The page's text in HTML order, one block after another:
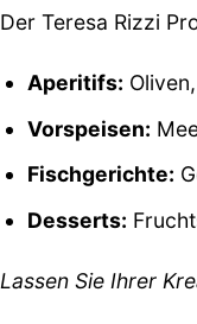
Der Teresa Rizzi
Aperitifs:
Vorspeisen:
Fischgerichte:
Desserts:
Lassen Sie Ihrer